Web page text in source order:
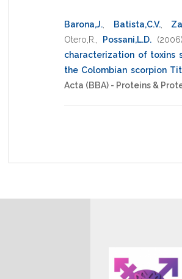
Barona,J. Batista,C.V.,
Otero,R.
Possani,L.D. (2006)
characterization of toxins
the Colombian scorpion
Acta (BBA) - Proteins &